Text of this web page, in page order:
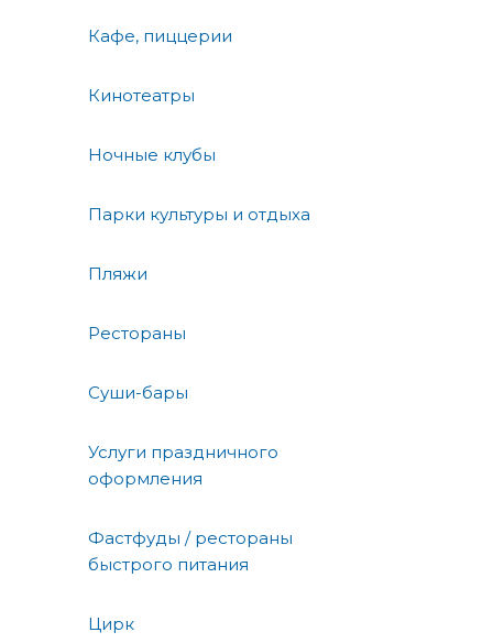
Кафе, пиццерии
Кинотеатры
Ночные клубы
Парки культуры и отдыха
Пляжи
Рестораны
Суши-бары
Услуги праздничного
оформления
Фастфуды / рестораны
быстрого питания
Цирк